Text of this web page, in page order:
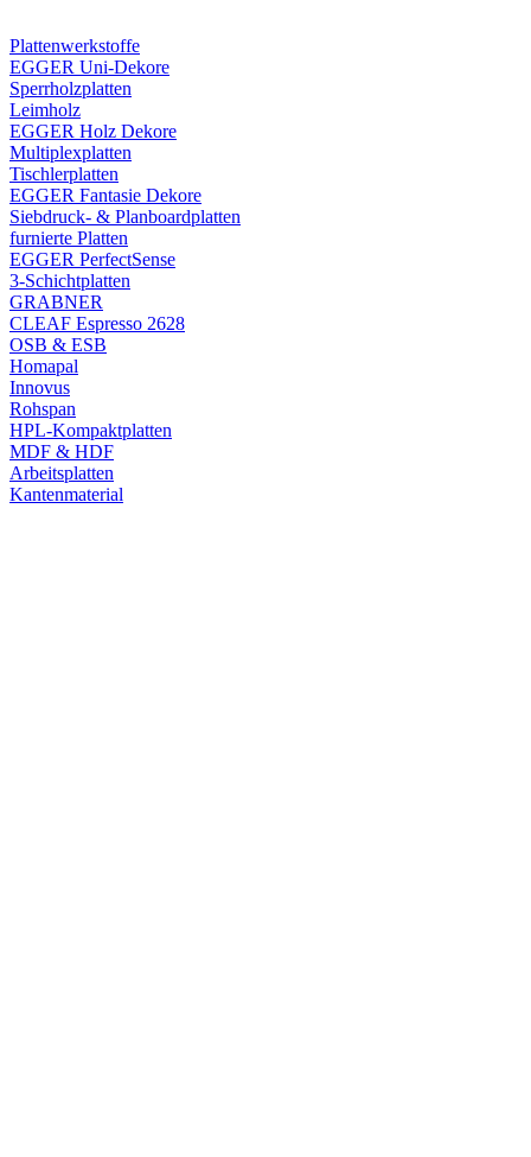
Plattenwerkstoffe
EGGER Uni-Dekore
Sperrholzplatten
Leimholz
EGGER Holz Dekore
Multiplexplatten
Tischlerplatten
EGGER Fantasie Dekore
Siebdruck- & Planboardplatten
furnierte Platten
EGGER PerfectSense
3-Schichtplatten
GRABNER
CLEAF Espresso 2628
OSB & ESB
Homapal
Innovus
Rohspan
HPL-Kompaktplatten
MDF & HDF
Arbeitsplatten
Kantenmaterial